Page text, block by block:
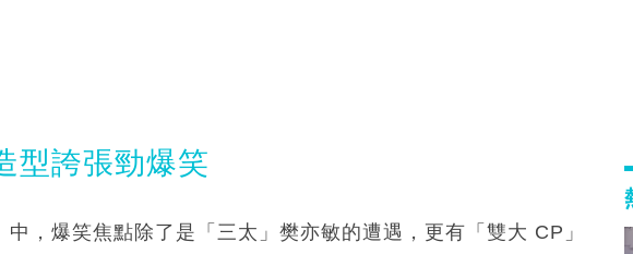
型誇張勁爆笑
，爆笑焦點除了是「三太」樊亦敏的遭遇，更有「雙大 CP」